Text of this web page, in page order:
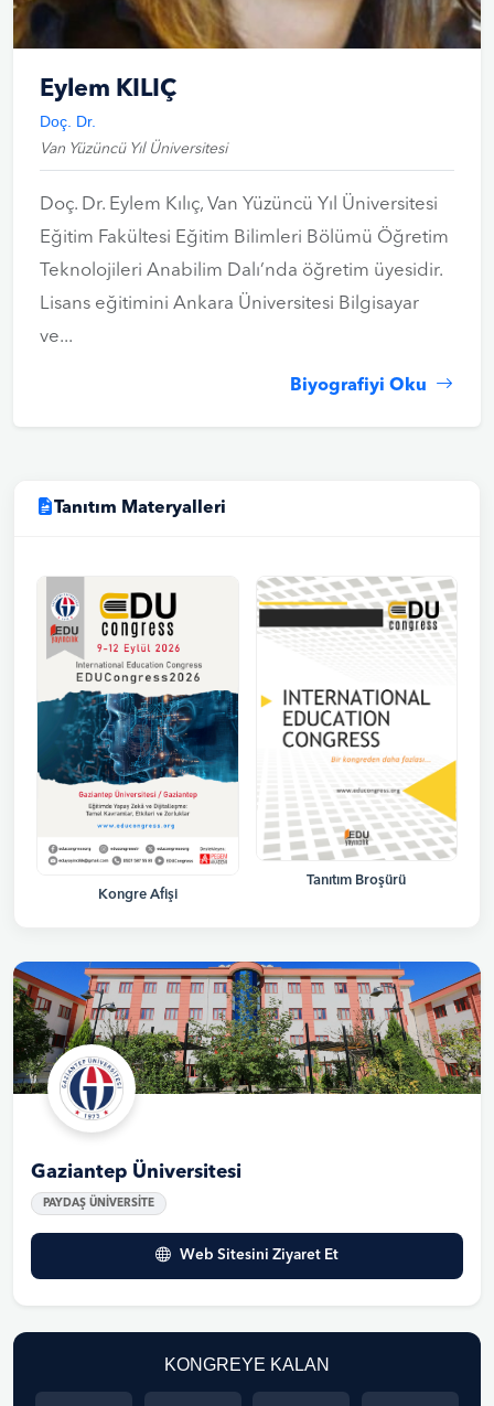
Eylem KILIÇ
Doç. Dr.
Van Yüzüncü Yıl Üniversitesi
Doç. Dr. Eylem Kılıç, Van Yüzüncü Yıl Üniversitesi
Eğitim Fakültesi Eğitim Bilimleri Bölümü Öğretim
Teknolojileri Anabilim Dalı’nda öğretim üyesidir.
Lisans eğitimini Ankara Üniversitesi Bilgisayar
ve...
Biyografiyi Oku
Tanıtım Materyalleri
Kongre Afişi
Tanıtım Broşürü
Gaziantep Üniversitesi
PAYDAŞ ÜNİVERSİTE
Web Sitesini Ziyaret Et
KONGREYE KALAN